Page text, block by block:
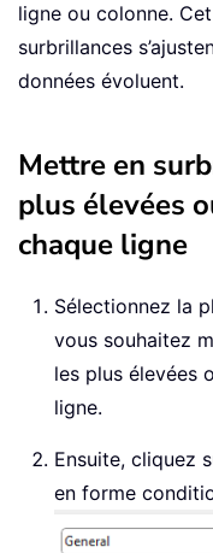
ligne ou colonne.
surbrillances
données évoluent.
Mettre en
plus élevées
chaque ligne
Sélectionnez la
vous souhaitez
les plus élevées
ligne.
Ensuite, cliquez
en forme